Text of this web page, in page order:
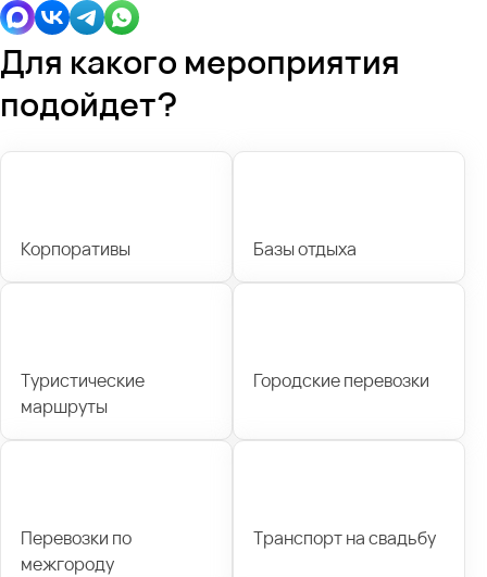
Для какого мероприятия
подойдет?
Корпоративы Базы отдыха
Туристические
маршруты
Городские перевозки
Перевозки по
межгороду
Транспорт на свадьбу